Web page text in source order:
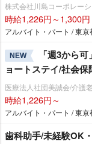
株式会社川島コーポレー
時給1,226円～1,300円
アルバイト・パート / 東京
NEW
「週3から
ョートステイ/社会保
医療法人社団美誠会/介護
時給1,226円～
アルバイト・パート / 東京
歯科助手/未経験OK